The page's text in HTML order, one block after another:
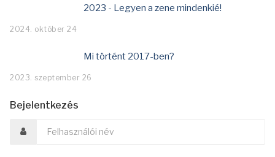
2023 - Legyen a zene mindenkié!
2024. október 24
Mi történt 2017-ben?
2023. szeptember 26
Bejelentkezés